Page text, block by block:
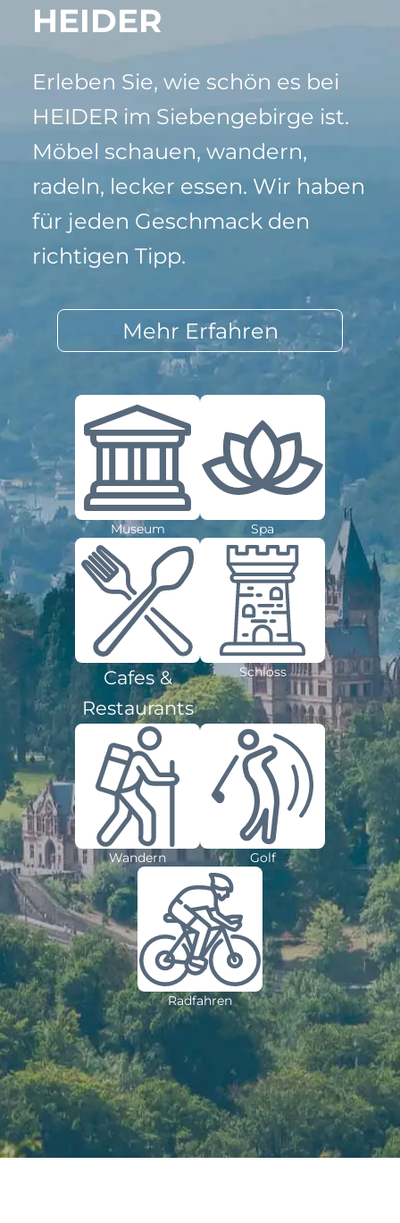
HEIDER
Erleben Sie, wie schön es bei
HEIDER im Siebengebirge ist.
Möbel schauen, wandern,
radeln, lecker essen. Wir haben
für jeden Geschmack den
richtigen Tipp.
Mehr Erfahren
Museum Spa
Cafes &
Restaurants
Schloss
Wandern Golf
Radfahren